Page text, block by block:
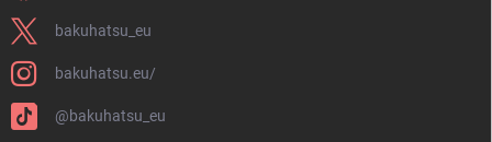
bakuhatsu_eu
bakuhatsu.eu/
@bakuhatsu_eu